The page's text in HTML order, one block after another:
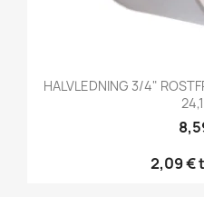
HALVLEDNING 3/4"
2,09 €